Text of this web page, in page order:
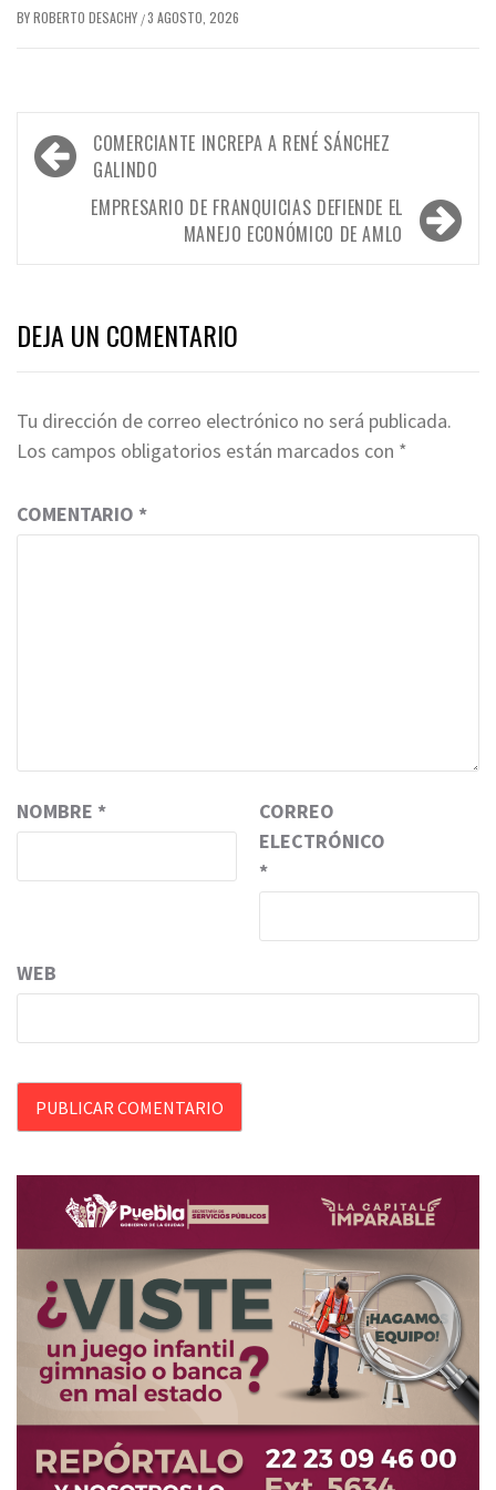
BYROBERTO DESACHY /3 AGOSTO, 2026
Navegación
de
entradas
COMERCIANTE INCREPA A RENÉ SÁNCHEZ
GALINDO
EMPRESARIO DE FRANQUICIAS DEFIENDE EL
MANEJO ECONÓMICO DE AMLO
DEJA UN COMENTARIO
Tu dirección de correo electrónico no será publicada.
Los campos obligatorios están marcados con *
COMENTARIO *
NOMBRE *
CORREO
ELECTRÓNICO
*
WEB